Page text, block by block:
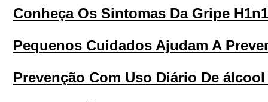
Conheça Os Sintomas Da Gripe H1n1
Pequenos Cuidados Ajudam A
Prevenção Com Uso Diário De álcool